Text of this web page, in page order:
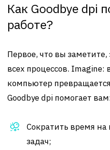
Как Goodbye dpi
работе?
Первое, что вы
всех процессов.
компьютер
Goodbye dpi помогает вам:
Сократить время
задач;